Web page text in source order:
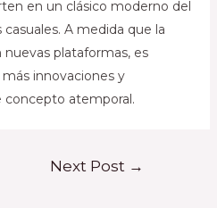
en un clásico moderno del
A medida que la
plataformas, es
innovaciones y
atemporal.
Next Post →